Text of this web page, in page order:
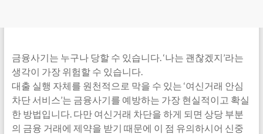
금융사기는 누구나 당할 수 있습니다. ‘나는 괜찮겠지’라는
생각이 가장 위험할 수 있습니다.
대출 실행 자체를 원천적으로 막을 수 있는 ‘여신거래 안심
차단 서비스’는 금융사기를 예방하는 가장 현실적이고 확실
한 방법입니다. 다만 여신거래 차단을 하게 되면 상당 부분
의 금융 거래에 제약을 받기 때문에 이 점 유의하시어 신중